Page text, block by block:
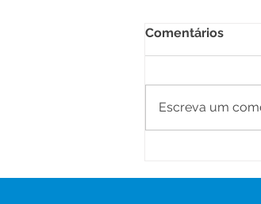
Comentários
Escreva um